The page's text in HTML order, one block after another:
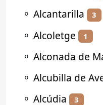
⚬ Alcantarilla 3
⚬ Alcoletge 1
⚬ Alconada de
⚬ Alcubilla de
⚬ Alcúdia 3